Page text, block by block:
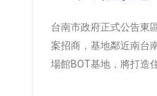
台南市政府正式公告東
案招商，基地鄰近南台
場館BOT基地，將打造